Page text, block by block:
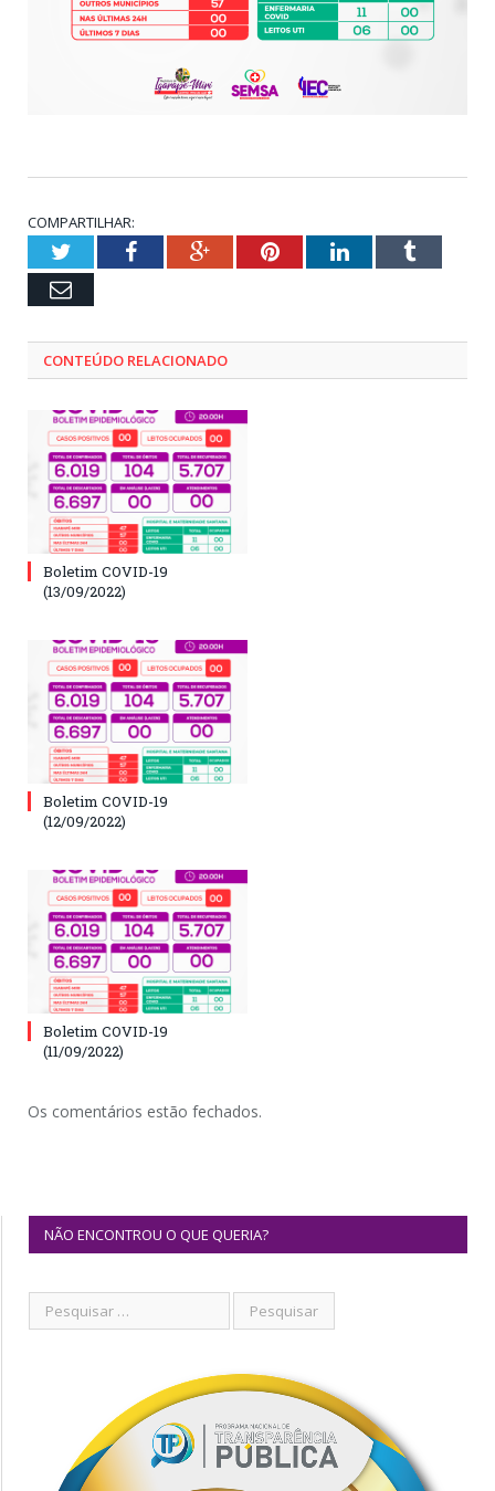
COMPARTILHAR:
TwitterFacebookGoogle+PinterestLinkedInTumblr
Email
CONTEÚDO RELACIONADO
Boletim COVID-19
(13/09/2022)
Boletim COVID-19
(12/09/2022)
Boletim COVID-19
(11/09/2022)
Os comentários estão fechados.
NÃO ENCONTROU O QUE QUERIA?